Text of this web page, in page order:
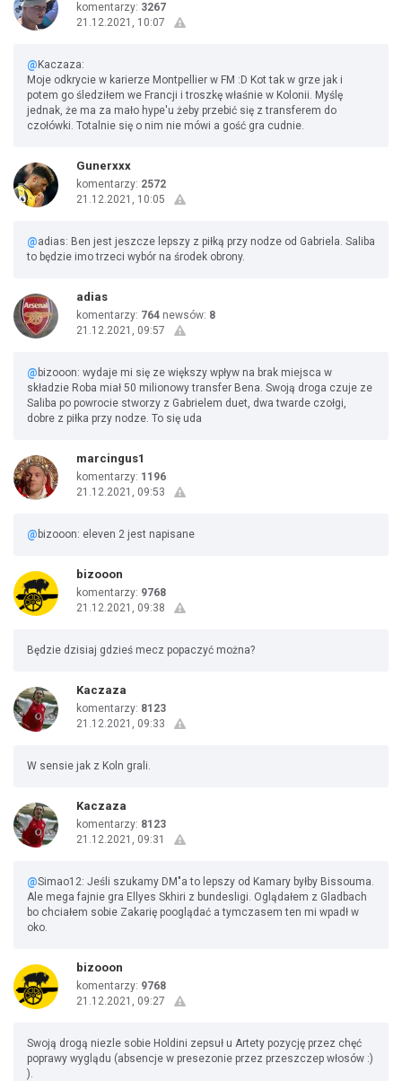
komentarzy: 3267
21.12.2021, 10:07
@ Kaczaza:
Moje odkrycie w karierze Montpellier w FM :D Kot tak w grze jak i
potem go śledziłem we Francji i troszkę właśnie w Kolonii. Myślę
jednak, że ma za mało hype'u żeby przebić się z transferem do
czołówki. Totalnie się o nim nie mówi a gość gra cudnie.
Gunerxxx
komentarzy: 2572
21.12.2021, 10:05
@adias: Ben jest jeszcze lepszy z piłką przy nodze od Gabriela. Saliba
to będzie imo trzeci wybór na środek obrony.
adias
komentarzy: 764 newsów: 8
21.12.2021, 09:57
@ bizooon: wydaje mi się ze większy wpływ na brak miejsca w
składzie Roba miał 50 milionowy transfer Bena. Swoją droga czuje ze
Saliba po powrocie stworzy z Gabrielem duet, dwa twarde czołgi,
dobre z piłka przy nodze. To się uda
marcingus1
komentarzy: 1196
21.12.2021, 09:53
@ bizooon: eleven 2 jest napisane
bizooon
komentarzy: 9768
21.12.2021, 09:38
Będzie dzisiaj gdzieś mecz popaczyć można?
Kaczaza
komentarzy: 8123
21.12.2021, 09:33
W sensie jak z Koln grali.
Kaczaza
komentarzy: 8123
21.12.2021, 09:31
@Simao12: Jeśli szukamy DM"a to lepszy od Kamary byłby Bissouma.
Ale mega fajnie gra Ellyes Skhiri z bundesligi. Oglądałem z Gladbach
bo chciałem sobie Zakarię pooglądać a tymczasem ten mi wpadł w
oko.
bizooon
komentarzy: 9768
21.12.2021, 09:27
Swoją drogą niezle sobie Holdini zepsuł u Artety pozycję przez chęć
poprawy wyglądu (absencje w presezonie przez przeszczep włosów :)
).